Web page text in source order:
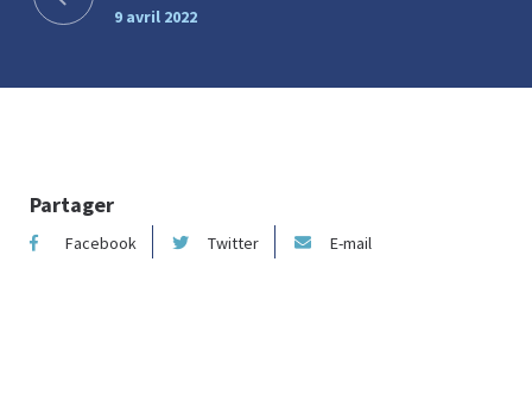
9 avril 2022
Partager
Facebook Twitter E-mail